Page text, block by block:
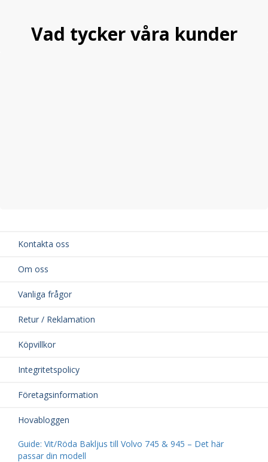
Vad tycker våra kunder
Kontakta oss
Om oss
Vanliga frågor
Retur / Reklamation
Köpvillkor
Integritetspolicy
Företagsinformation
Hovabloggen
Guide: Vit/Röda Bakljus till Volvo 745 & 945 – Det här
passar din modell